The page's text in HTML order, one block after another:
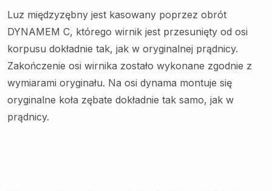
Luz międzyzębny jest kasowany poprzez obrót
DYNAMEM C, którego wirnik jest przesunięty od osi
korpusu dokładnie tak, jak w oryginalnej prądnicy.
Zakończenie osi wirnika zostało wykonane zgodnie z
wymiarami oryginału. Na osi dynama montuje się
oryginalne koła zębate dokładnie tak samo, jak w
prądnicy.